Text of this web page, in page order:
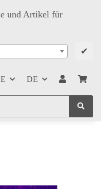
und Artikel für
✔
DE